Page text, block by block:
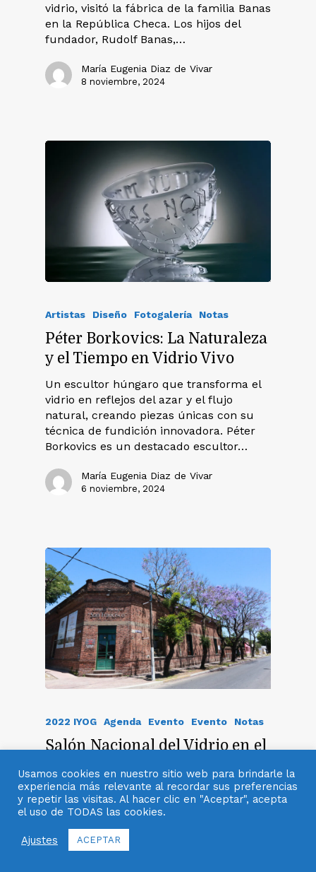
vidrio, visitó la fábrica de la familia Banas
en la República Checa. Los hijos del
fundador, Rudolf Banas,…
María Eugenia Diaz de Vivar
8 noviembre, 2024
Artistas Diseño Fotogalería Notas
Péter Borkovics: La Naturaleza
y el Tiempo en Vidrio Vivo
Un escultor húngaro que transforma el
vidrio en reflejos del azar y el flujo
natural, creando piezas únicas con su
técnica de fundición innovadora. Péter
Borkovics es un destacado escultor…
María Eugenia Diaz de Vivar
6 noviembre, 2024
2022 IYOG Agenda Evento Evento Notas
Salón Nacional del Vidrio en el
Arte: Celebrando la Creatividad
en su 26ª Edición
La Secretaría de Cultura y Educación de
la Municipalidad de Berazategui extiende
sus felicitaciones a los 88 concursantes
Usamos cookies en nuestro sitio web para brindarle la
experiencia más relevante al recordar sus preferencias
y repetir las visitas. Al hacer clic en "Aceptar", acepta
el uso de TODAS las cookies.
Ajustes ACEPTAR